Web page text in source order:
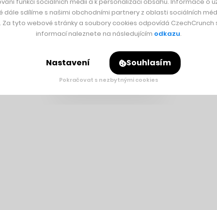
dále sdílíme s našimi obchodními partnery z oblasti sociálních
Za tyto webové stránky a soubory cookies odpovídá CzechCrunch
informací naleznete na následujícím odkazu.
Nastavení Souhlasím
Pokračovat s nezbytnými cookies